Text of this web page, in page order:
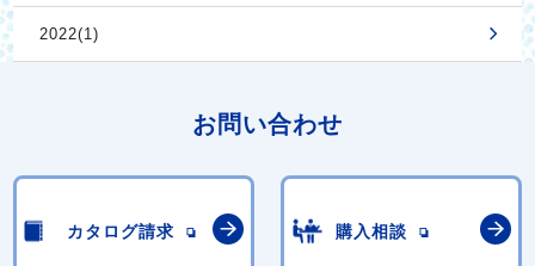
2022(1)
お問い合わせ
カタログ請求 購入相談